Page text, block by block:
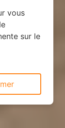
vous
sur le